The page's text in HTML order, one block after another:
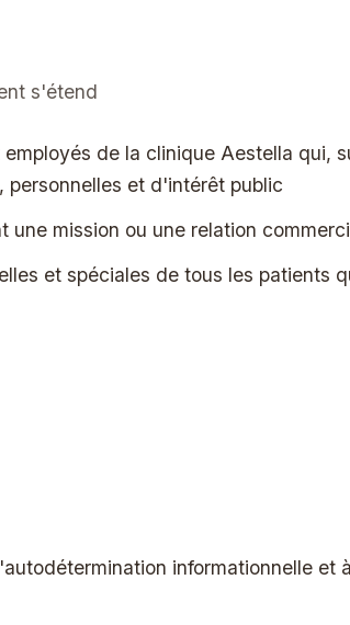
s'étend
de la clinique Aestella qui,
et d'intérêt public
une mission ou une relation
et spéciales de tous les patients
informationnelle